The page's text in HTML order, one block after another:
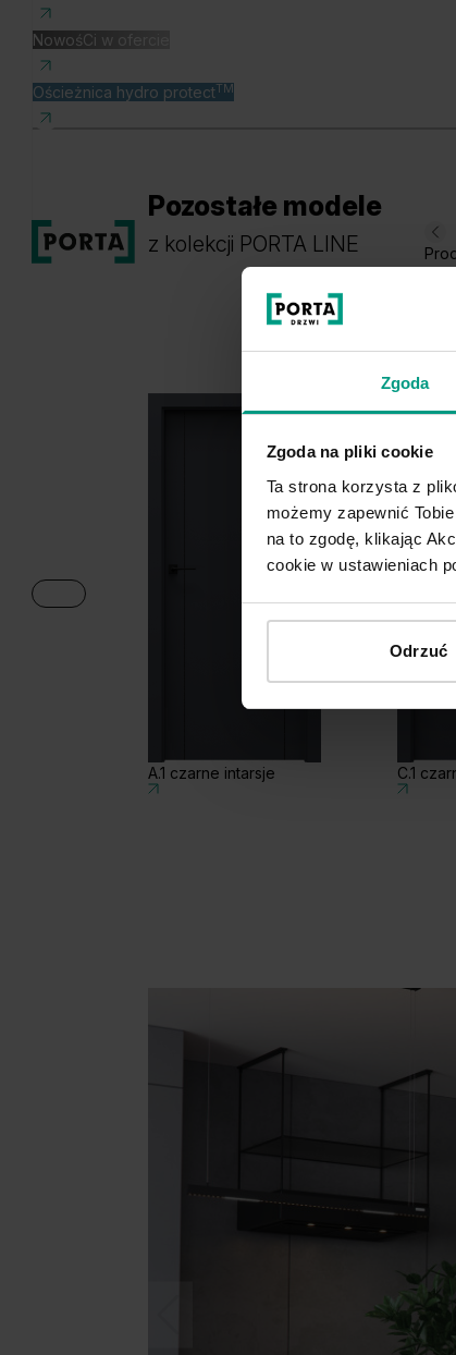
Zgoda
Zgoda na pliki cookie
Ta strona korzysta z
możemy zapewnić
na to zgodę, klikając
cookie w ustawieniach
Odrzuć
NowośCi w ofercie
Ościeżnica hydro protectTM
Pozostałe modele
z kolekcji PORTA LINE
A.1 czarne intarsje C.1